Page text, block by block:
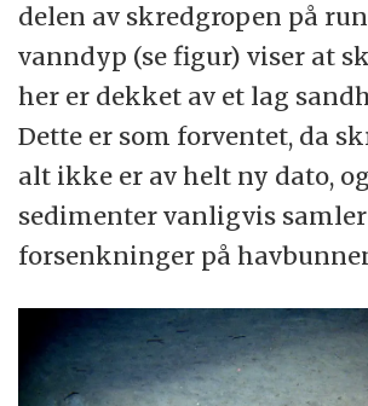
delen av skredgropen på
vanndyp (se figur) viser at
her er dekket av et lag
Dette er som forventet, da
alt ikke er av helt ny dato,
sedimenter vanligvis samler
forsenkninger på